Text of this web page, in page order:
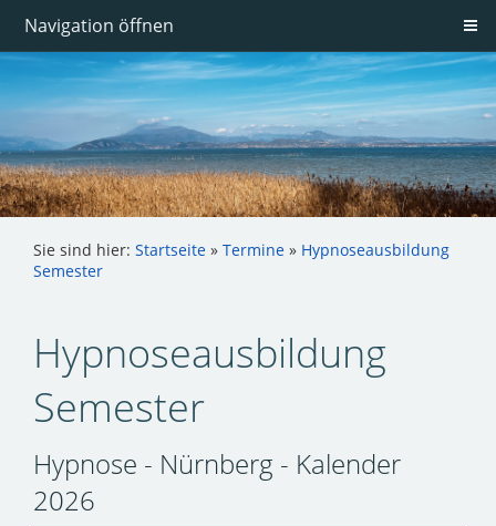
Navigation öffnen
Sie sind hier: Startseite » Termine » Hypnoseausbildung
Semester
Hypnoseausbildung
Semester
Hypnose - Nürnberg - Kalender
2026